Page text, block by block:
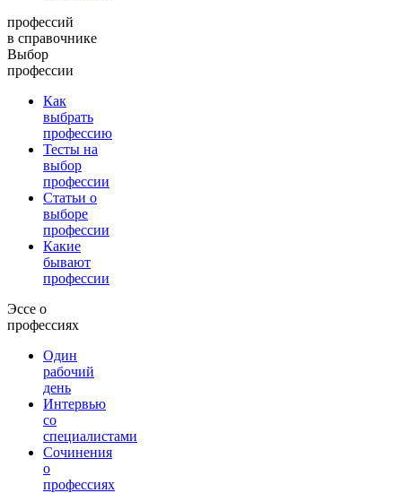
профессий
в справочнике
Выбор
профессии
Как
выбрать
профессию
Тесты на
выбор
профессии
Статьи о
выборе
профессии
Какие
бывают
профессии
Эссе о
профессиях
Один
рабочий
день
Интервью
со
специалистами
Сочинения
о
профессиях